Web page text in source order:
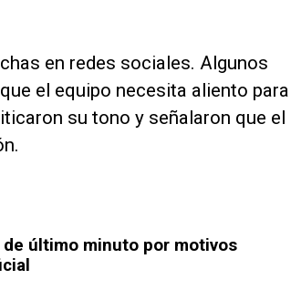
en redes sociales. Algunos
el equipo necesita aliento para
su tono y señalaron que el
último minuto por motivos